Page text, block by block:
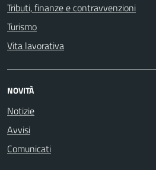
Tributi, finanze e contravvenzioni
Turismo
Vita lavorativa
NOVITÀ
Notizie
Avvisi
Comunicati